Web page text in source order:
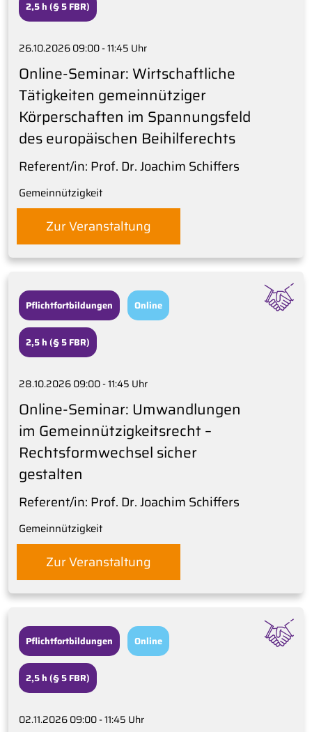
2,5 h (§ 5 FBR)
26.10.2026 09:00 - 11:45 Uhr
Online-Seminar: Wirtschaftliche
Tätigkeiten gemeinnütziger
Körperschaften im Spannungsfeld
des europäischen Beihilferechts
Referent/in: Prof. Dr. Joachim Schiffers
Gemeinnützigkeit
Zur Veranstaltung
Pflichtfortbildungen Online
2,5 h (§ 5 FBR)
28.10.2026 09:00 - 11:45 Uhr
Online-Seminar: Umwandlungen
im Gemeinnützigkeitsrecht –
Rechtsformwechsel sicher
gestalten
Referent/in: Prof. Dr. Joachim Schiffers
Gemeinnützigkeit
Zur Veranstaltung
Pflichtfortbildungen Online
2,5 h (§ 5 FBR)
02.11.2026 09:00 - 11:45 Uhr